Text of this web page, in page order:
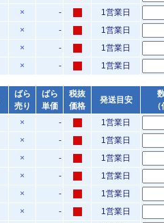
× - 1営業日
× - 1営業日
× - 1営業日
× - 1営業日
ばら
売り
ばら
単価
税抜
価格
発送目安
（
× - 1営業日
× - 1営業日
× - 1営業日
× - 1営業日
× - 1営業日
× - 1営業日